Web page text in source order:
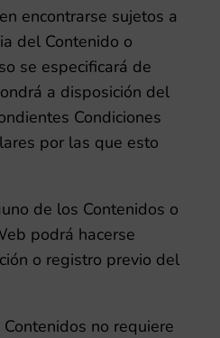
encontrarse sujetos a
del Contenido o
se especificará de
a disposición del
Condiciones
por las que esto
de los Contenidos o
podrá hacerse
o registro previo del
no requiere